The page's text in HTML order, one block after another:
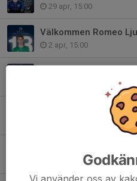
29 apr, 15:00
Välkommen Romeo
2 apr, 15:00
Välkommen Anthony
17 mar, 15:00
Vi använder oss av